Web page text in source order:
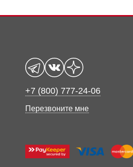
+7 (800) 777-24-06
Перезвоните мне